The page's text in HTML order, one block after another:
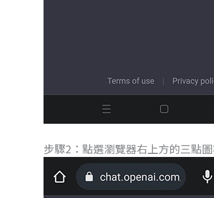
步驟2：點選瀏覽器右上方的三點